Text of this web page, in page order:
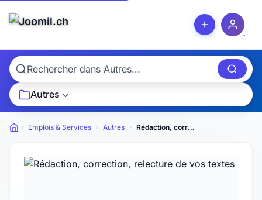
Autres
Petites annonces
Emplois & Services Autres Rédaction, correction, relecture de vos textes